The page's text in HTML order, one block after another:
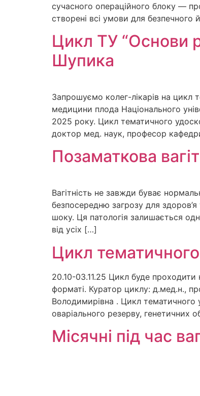
сучасного операційного блоку —
створені всі умови для безпечного
Цикл ТУ “Основи
Шупика
Запрошуємо колег-лікарів на цикл
медицини плода Національного
2025 року. Цикл тематичного
доктор мед. наук, професор
Позаматкова
Вагітність не завжди буває
безпосередню загрозу для
шоку. Ця патологія залишається
від усіх […]
Цикл
20.10-03.11.25 Цикл буде
форматі. Куратор циклу: д.мед.н.,
Володимирівна . Цикл тематичного
оваріального резерву, генетичних
Місячні під час